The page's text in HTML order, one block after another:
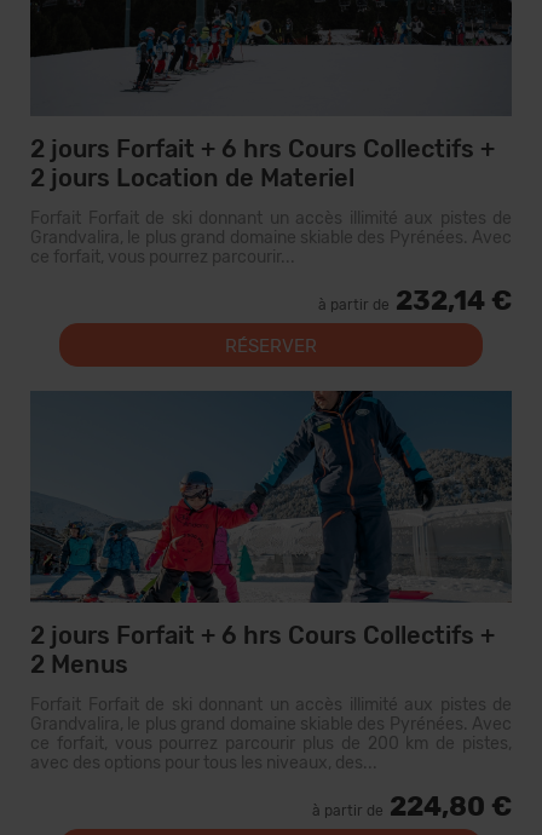
2 jours Forfait + 6 hrs Cours Collectifs +
2 jours Location de Materiel
Forfait Forfait de ski donnant un accès illimité aux pistes de
Grandvalira, le plus grand domaine skiable des Pyrénées. Avec
ce forfait, vous pourrez parcourir...
à partir de 232,14 €
RÉSERVER
2 jours Forfait + 6 hrs Cours Collectifs +
2 Menus
Forfait Forfait de ski donnant un accès illimité aux pistes de
Grandvalira, le plus grand domaine skiable des Pyrénées. Avec
ce forfait, vous pourrez parcourir plus de 200 km de pistes,
avec des options pour tous les niveaux, des...
à partir de 224,80 €